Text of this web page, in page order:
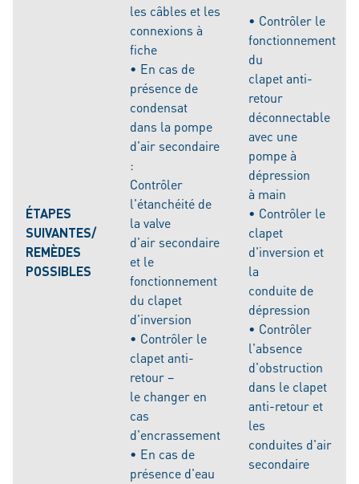
ÉTAPES
SUIVANTES/
REMÈDES
POSSIBLES
les câbles et les
connexions à
fiche
• En cas de
présence de
condensat
dans la pompe
d'air secondaire
:
Contrôler
l'étanchéité de
la valve
d'air secondaire
et le
fonctionnement
du clapet
d'inversion
• Contrôler le
clapet anti-
retour –
le changer en
cas
d'encrassement
• En cas de
présence d'eau
• Contrôler le
fonctionnement
du
clapet anti-
retour
déconnectable
avec une
pompe à
dépression
à main
• Contrôler le
clapet
d'inversion et
la
conduite de
dépression
• Contrôler
l'absence
d'obstruction
dans le clapet
anti-retour et
les
conduites d'air
secondaire